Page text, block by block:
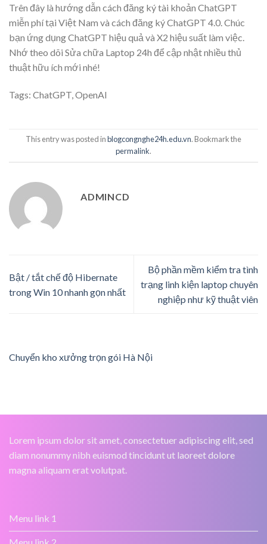
Trên đây là hướng dẫn cách đăng ký tài khoản ChatGPT
miễn phí tại Việt Nam và cách đăng ký ChatGPT 4.0. Chúc
bạn ứng dụng ChatGPT hiệu quả và X2 hiệu suất làm việc.
Nhớ theo dõi Sửa chữa Laptop 24h để cập nhật nhiều thủ
thuật hữu ích mới nhé!
Tags: ChatGPT,OpenAI
This entry was posted inblogcongnghe24h.edu.vn. Bookmark the
permalink.
ADMINCD
Bật / tắt chế độ Hibernate
trong Win 10 nhanh gọn nhất
Bộ phần mềm kiểm tra tình
trạng linh kiện laptop chuyên
nghiệp như kỹ thuật viên
Chuyển kho xưởng trọn gói Hà Nội
Lorem ipsum dolor sit amet, consectetuer adipiscing elit, sed
diam nonummy nibh euismod tincidunt ut laoreet dolore
magna aliquam erat volutpat.
Menu link 1